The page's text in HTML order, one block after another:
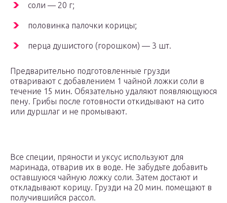
соли — 20 г;
половинка палочки корицы;
перца душистого (горошком) — 3 шт.
Предварительно подготовленные грузди
отваривают с добавлением 1 чайной ложки соли в
течение 15 мин. Обязательно удаляют появляющуюся
пену. Грибы после готовности откидывают на сито
или дуршлаг и не промывают.
Все специи, пряности и уксус используют для
маринада, отварив их в воде. Не забудьте добавить
оставшуюся чайную ложку соли. Затем достают и
откладывают корицу. Грузди на 20 мин. помещают в
получившийся рассол.